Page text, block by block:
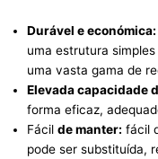
Durável e económica:
uma estrutura
uma vasta gama de
Elevada capacidade
forma eficaz,
Fácil de manter: fácil
pode ser substituída,